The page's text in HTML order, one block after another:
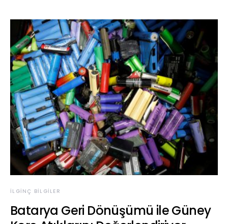
İLGINÇ BILGILER
Batarya Geri Dönüşümü ile Güney